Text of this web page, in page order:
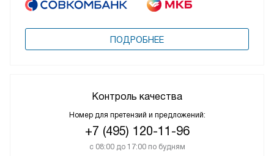
ПОДРОБНЕЕ
Контроль качества
Номер для претензий и предложений:
+7 (495) 120-11-96
с 08:00 до 17:00 по будням